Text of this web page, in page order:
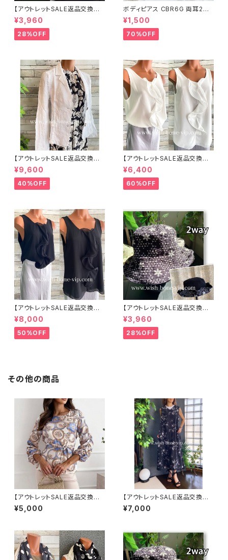
【アウトレットSALE返品交換不
可8/20まで】つば広サマーハッ
ト・通気性・軽量 ワイヤー入りハ
ット ボーダー＆BIGリボン・女優
帽 UV/紫外線対策 レディースハ
¥3,960
28%OFF
ボディピアス CBR6G 両耳2個
セット 1ボール ネジ式 簡単脱着
サージカルステンレス NY直輸
入
¥1,500
70%OFF
【アウトレットSALE返品交換不
可8/20まで】イタリア製サマー
ジャケット｜Made in ITALY｜
リネン麻 飾りエリ ジャケット/ホ
ワイト
¥9,600
40%OFF
【アウトレットSALE返品交換不
可8/20まで】イタリア製 CASA
DEILUCA ITALY｜前フリル＆B
IGフリルトップス /ホワイト
¥6,400
60%OFF
【アウトレットSALE返品交換不
可8/20まで】イタリア製 CASA
DEILUCA ITALY｜前フリル＆B
IGフリルトップス /ブラック
¥8,000
50%OFF
【アウトレットSALE返品交換不
可8/20まで】ワッフル立体フラワ
ー＆無地 2way リバーシブルハ
ット・ワイヤー入り変形ハット・フ
ラワー帽子【ブラック】
¥3,960
28%OFF
その他の商品
【アウトレットSALE返品交換不
可8/20まで】イタリア製トップス
｜Made in ITALY｜ヨーロピ
¥5,000
【アウトレットSALE返品交換不
可8/20まで】ロングワンピース・
マキシワンピース・サラッと軽や
¥7,000